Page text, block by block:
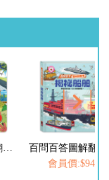
百問百答圖解翻翻書-揭祕船舶
會員價:$94